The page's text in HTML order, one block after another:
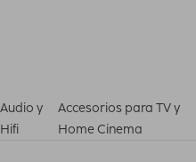
Audio y
Hifi
Accesorios para TV y
Home Cinema